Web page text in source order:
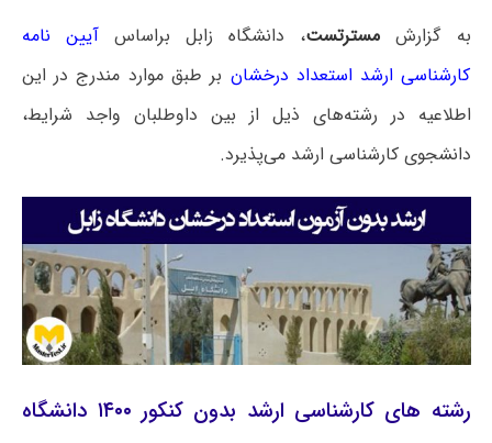
به گزارش مسترتست، دانشگاه زابل براساسآیین نامه
کارشناسی ارشد استعداد درخشان بر طبق موارد مندرج در این
اطلاعیه در رشته‌های ذیل از بین داوطلبان واجد شرایط،
دانشجوی کارشناسی ارشد می‌پذیرد.
رشته های کارشناسی ارشد بدون کنکور ۱۴۰۰ دانشگاه